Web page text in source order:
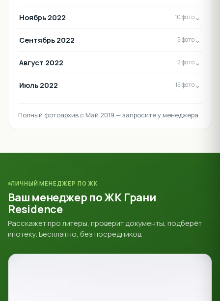
Ноябрь 2022 10 фото⌄
Сентябрь 2022 5 фото⌄
Август 2022 2 фото⌄
Июль 2022 15 фото⌄
Полный фотоархив с Май 2019 — запросите у менеджера.
ЛИЧНЫЙ МЕНЕДЖЕР ПО ЖК
Ваш менеджер по ЖК Грани
Residence
Расскажет про литеры, проверит документы, подберёт
ипотеку. Бесплатно, без посредников.